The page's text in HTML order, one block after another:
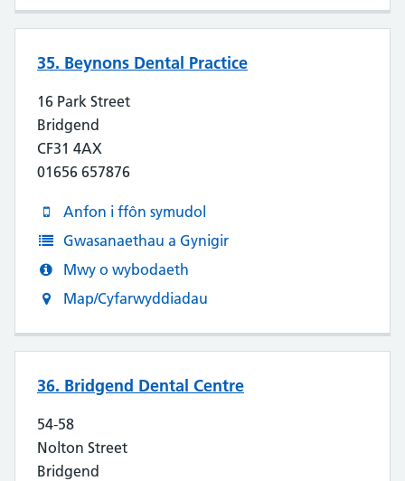
35. Beynons Dental Practice
16 Park Street
Bridgend
CF31 4AX
01656 657876
Anfon i ffôn symudol
Gwasanaethau a Gynigir
Mwy o wybodaeth
Map/Cyfarwyddiadau
36. Bridgend Dental Centre
54-58
Nolton Street
Bridgend